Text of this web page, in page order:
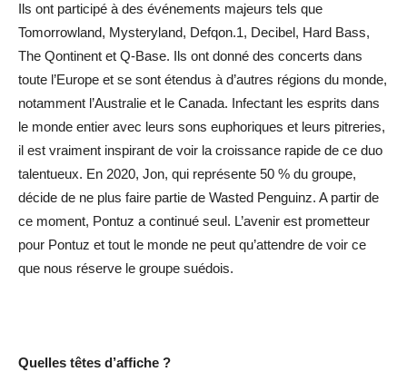
Ils ont participé à des événements majeurs tels que
Tomorrowland, Mysteryland, Defqon.1, Decibel, Hard Bass,
The Qontinent et Q-Base. Ils ont donné des concerts dans
toute l’Europe et se sont étendus à d’autres régions du monde,
notamment l’Australie et le Canada. Infectant les esprits dans
le monde entier avec leurs sons euphoriques et leurs pitreries,
il est vraiment inspirant de voir la croissance rapide de ce duo
talentueux. En 2020, Jon, qui représente 50 % du groupe,
décide de ne plus faire partie de Wasted Penguinz. A partir de
ce moment, Pontuz a continué seul. L’avenir est prometteur
pour Pontuz et tout le monde ne peut qu’attendre de voir ce
que nous réserve le groupe suédois.
Quelles têtes d’affiche ?